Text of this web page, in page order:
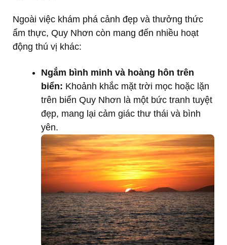
Ngoài việc khám phá cảnh đẹp và thưởng thức
ẩm thực, Quy Nhơn còn mang đến nhiều hoạt
động thú vị khác:
Ngắm bình minh và hoàng hôn trên
biển: Khoảnh khắc mặt trời mọc hoặc lặn
trên biển Quy Nhơn là một bức tranh tuyệt
đẹp, mang lại cảm giác thư thái và bình
yên.